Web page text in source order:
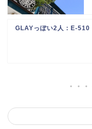
GLAYっぽい2人：E-510